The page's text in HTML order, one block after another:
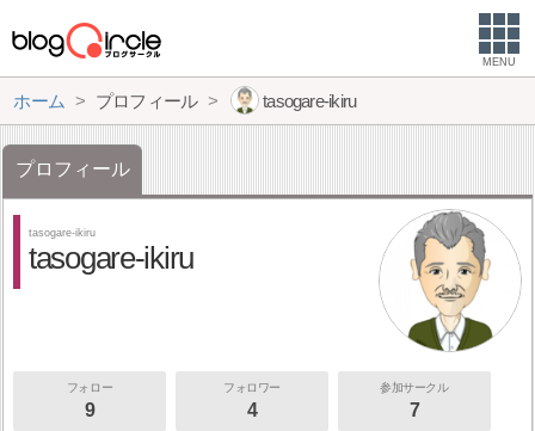
MENU
ホーム プロフィール tasogare-ikiru
プロフィール
tasogare-ikiru
tasogare-ikiru
フォロー
9
フォロワー
4
参加サークル
7